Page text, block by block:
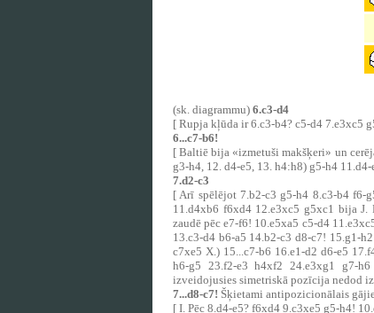
(sk. diagrammu) 6.c3-d4
[ Rupja kļūda ir 6.c3-b4? c5-d4 7.e3xc5
6...c7-b6!
[ Baltiē bija «izmetuši makšķeri» un
g3-h4, 12. d4-e5, 13. h4:h8) g5-h4
7.d2-c3
[ Arī spēlējot 7.b2-c3 g5-h4 8.c3-b4 f6-
11.d4xb6 f6xd4 12.e3xc5 g5xc1 bija J.
zaudē pēc e7-f6! 10.e5xa5 c5-d4
13.c3-d4 b6-a5 14.b2-c3 d8-c7! 15.g1-
c7xe5 X.) 15...c7-b6 16.e1-d2 d6-e5
h6-g5 23.f2-e3 h4xf2 24.e3xg1 g7-
izveidojusies simetriskā pozīcija nedod
7...d8-c7! Šķietami antipozicionālais
[ I. Pēc 8.d4-e5? f6xd4 9.c3xe5 g5-h4!